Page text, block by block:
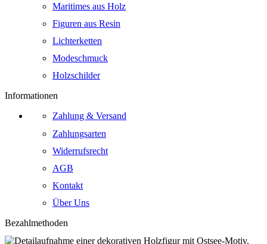
Maritimes aus Holz
Figuren aus Resin
Lichterketten
Modeschmuck
Holzschilder
Informationen
Zahlung & Versand
Zahlungsarten
Widerrufsrecht
AGB
Kontakt
Über Uns
Bezahlmethoden